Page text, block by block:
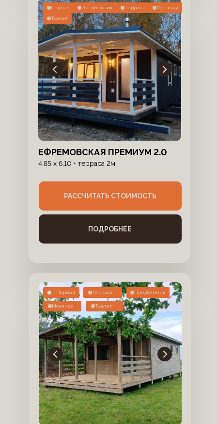
Парная Терраса
Моечная Туалет
ЕФРЕМОВСКАЯ ПРЕМИУМ 2.0
РАССЧИТАТЬ СТОИМОСТЬ
ПОДРОБНЕЕ
Парная Предбанник Терраса
Моечная
Туалет
Предбанник
4,85 х 6,10 + терраса 2м